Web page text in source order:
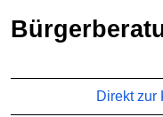
Direkt zur